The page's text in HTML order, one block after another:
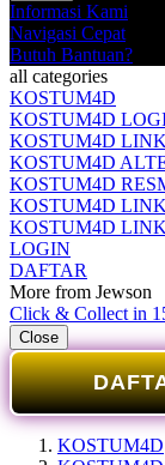
Informasi Kami
Navigasi Cepat
Butuh Bantuan?
all categories
KOSTUM4D
KOSTUM4D
KOSTUM4D LINK
KOSTUM4D
KOSTUM4D
KOSTUM4D
KOSTUM4D
LOGIN
DAFTAR
More from Jewson
Click & Collect in
Close
KOSTUM4D